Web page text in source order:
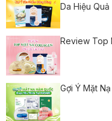
Da Hiệu Quả
Review Top
Gợi Ý Mặt